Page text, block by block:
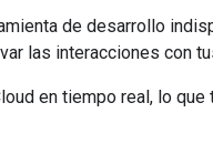
de desarrollo
las interacciones con
en tiempo real, lo